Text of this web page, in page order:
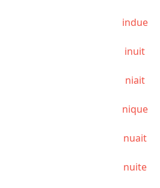
indue
inuit
niait
nique
nuait
nuite